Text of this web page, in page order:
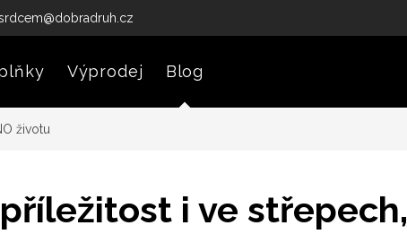
Výprodej Blog
životu
i ve střepech,